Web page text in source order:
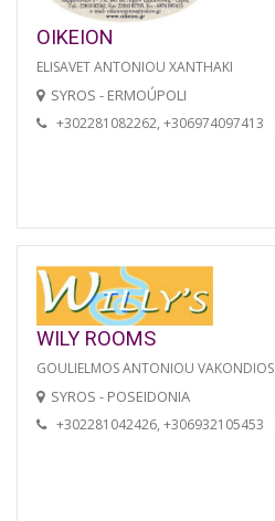
OIKEION
ELISAVET ANTONIOU XANTHAKI
SYROS - ERMOÚPOLI
+302281082262, +306974097413
WILY ROOMS
GOULIELMOS ANTONIOU VAKONDIOS
SYROS - POSEIDONIA
+302281042426, +306932105453